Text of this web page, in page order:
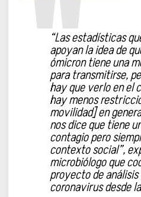
“Las estadísticas
apoyan la idea de
ómicron tiene una
para transmitirse,
hay que verlo en el
hay menos
movilidad] en
nos dice que tiene
contagio pero
contexto social”,
microbiólogo que
proyecto de
coronavirus desde la